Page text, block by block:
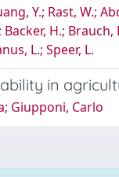
Y.; Rast, W.;
Backer, H.;
L.; Speer, L.
in
Giupponi, Carlo